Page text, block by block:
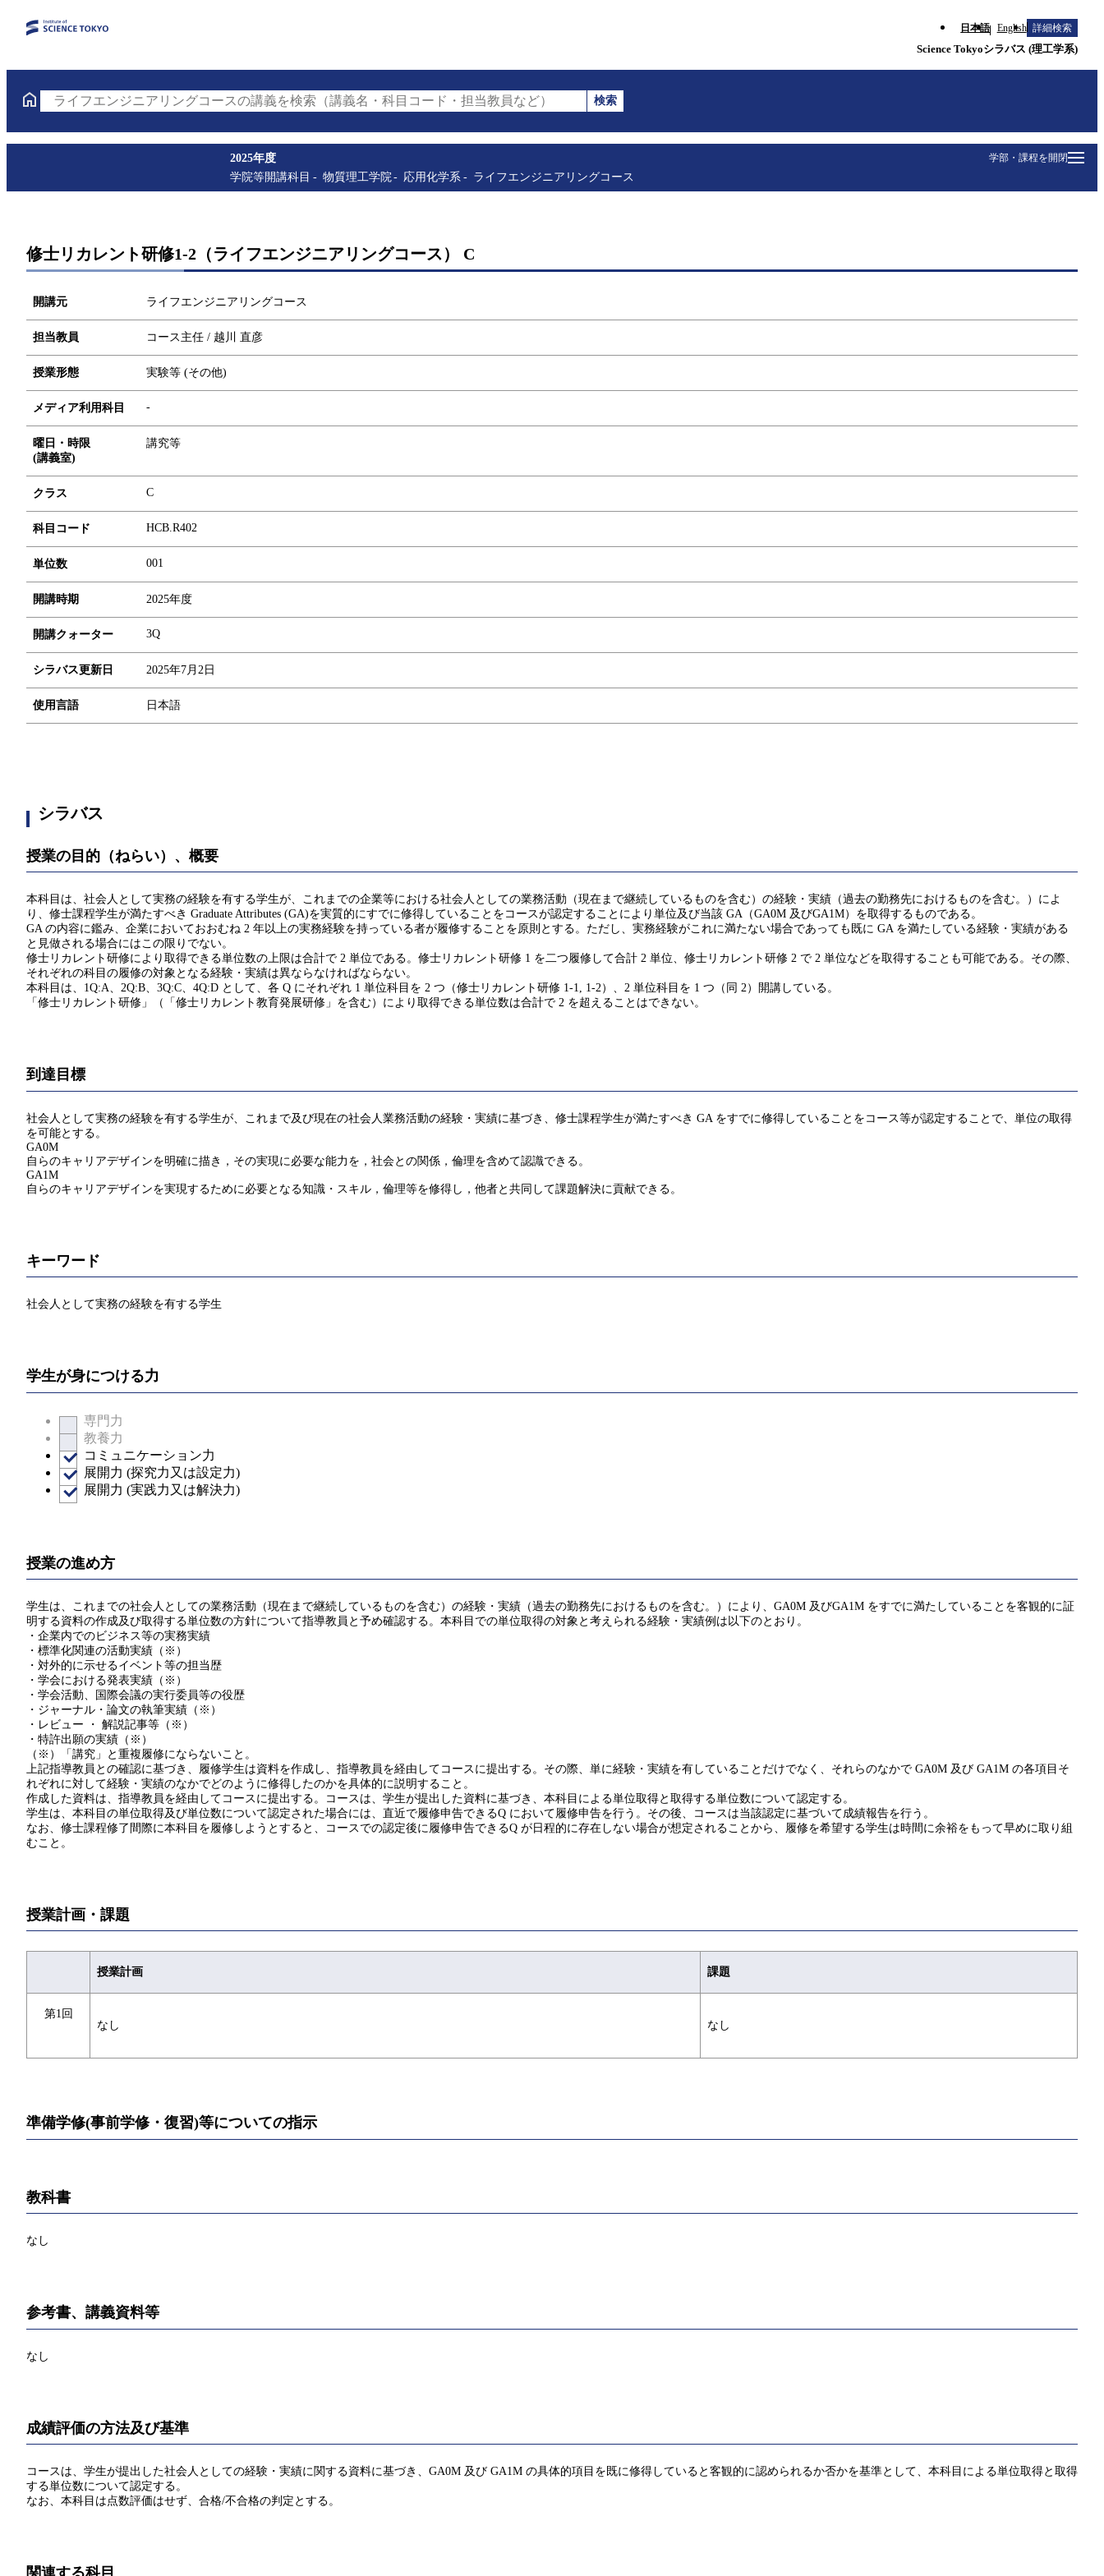
日本語 English 詳細検索
Science Tokyoシラバス (理工学系)
ライフエンジニアリングコースの講義を検索（講義名・科目コード・担当教員など）
検索
学部・課程を開閉
2025年度
学院等開講科目
物質理工学院 応用化学系 ライフエンジニアリングコース
修士リカレント研修1-2（ライフエンジニアリングコース） C
開講元 ライフエンジニアリングコース
担当教員 コース主任 / 越川 直彦
授業形態 実験等 (その他)
メディア利用科目 -
曜日・時限
(講義室)
講究等
クラス C
科目コード HCB.R402
単位数 001
開講時期 2025年度
開講クォーター 3Q
シラバス更新日 2025年7月2日
使用言語 日本語
シラバス
授業の目的（ねらい）、概要
本科目は、社会人として実務の経験を有する学生が、これまでの企業等における社会人としての業務活動（現在まで継続しているものを含む）の経験・実績（過去の勤務先におけるものを含む。）によ
り、修士課程学生が満たすべき Graduate Attributes (GA)を実質的にすでに修得していることをコースが認定することにより単位及び当該 GA（GA0M 及びGA1M）を取得するものである。
GA の内容に鑑み、企業においておおむね 2 年以上の実務経験を持っている者が履修することを原則とする。ただし、実務経験がこれに満たない場合であっても既に GA を満たしている経験・実績がある
と見做される場合にはこの限りでない。
修士リカレント研修により取得できる単位数の上限は合計で 2 単位である。修士リカレント研修 1 を二つ履修して合計 2 単位、修士リカレント研修 2 で 2 単位などを取得することも可能である。その際、
それぞれの科目の履修の対象となる経験・実績は異ならなければならない。
本科目は、1Q:A、2Q:B、3Q:C、4Q:D として、各 Q にそれぞれ 1 単位科目を 2 つ（修士リカレント研修 1-1, 1-2）、2 単位科目を 1 つ（同 2）開講している。
「修士リカレント研修」（「修士リカレント教育発展研修」を含む）により取得できる単位数は合計で 2 を超えることはできない。
到達目標
社会人として実務の経験を有する学生が、これまで及び現在の社会人業務活動の経験・実績に基づき、修士課程学生が満たすべき GA をすでに修得していることをコース等が認定することで、単位の取得
を可能とする。
GA0M
自らのキャリアデザインを明確に描き，その実現に必要な能力を，社会との関係，倫理を含めて認識できる。
GA1M
自らのキャリアデザインを実現するために必要となる知識・スキル，倫理等を修得し，他者と共同して課題解決に貢献できる。
キーワード
社会人として実務の経験を有する学生
学生が身につける力
専門力
教養力
コミュニケーション力
展開力 (探究力又は設定力)
展開力 (実践力又は解決力)
授業の進め方
学生は、これまでの社会人としての業務活動（現在まで継続しているものを含む）の経験・実績（過去の勤務先におけるものを含む。）により、GA0M 及びGA1M をすでに満たしていることを客観的に証
明する資料の作成及び取得する単位数の方針について指導教員と予め確認する。本科目での単位取得の対象と考えられる経験・実績例は以下のとおり。
・企業内でのビジネス等の実務実績
・標準化関連の活動実績（※）
・対外的に示せるイベント等の担当歴
・学会における発表実績（※）
・学会活動、国際会議の実行委員等の役歴
・ジャーナル・論文の執筆実績（※）
・レビュー ・ 解説記事等（※）
・特許出願の実績（※）
（※）「講究」と重複履修にならないこと。
上記指導教員との確認に基づき、履修学生は資料を作成し、指導教員を経由してコースに提出する。その際、単に経験・実績を有していることだけでなく、それらのなかで GA0M 及び GA1M の各項目そ
れぞれに対して経験・実績のなかでどのように修得したのかを具体的に説明すること。
作成した資料は、指導教員を経由してコースに提出する。コースは、学生が提出した資料に基づき、本科目による単位取得と取得する単位数について認定する。
学生は、本科目の単位取得及び単位数について認定された場合には、直近で履修申告できるQ において履修申告を行う。その後、コースは当該認定に基づいて成績報告を行う。
なお、修士課程修了間際に本科目を履修しようとすると、コースでの認定後に履修申告できるQ が日程的に存在しない場合が想定されることから、履修を希望する学生は時間に余裕をもって早めに取り組
むこと。
授業計画・課題
授業計画 課題
第1回
なし
なし
準備学修(事前学修・復習)等についての指示
教科書
なし
参考書、講義資料等
なし
成績評価の方法及び基準
コースは、学生が提出した社会人としての経験・実績に関する資料に基づき、GA0M 及び GA1M の具体的項目を既に修得していると客観的に認められるか否かを基準として、本科目による単位取得と取得
する単位数について認定する。
なお、本科目は点数評価はせず、合格/不合格の判定とする。
関連する科目